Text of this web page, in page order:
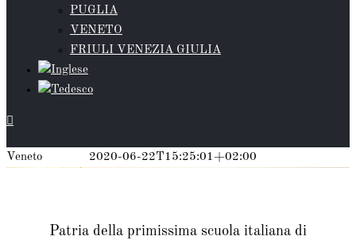
PUGLIA
VENETO
FRIULI VENEZIA GIULIA
Veneto 2020-06-22T15:25:01+02:00
Patria della primissima scuola italiana di